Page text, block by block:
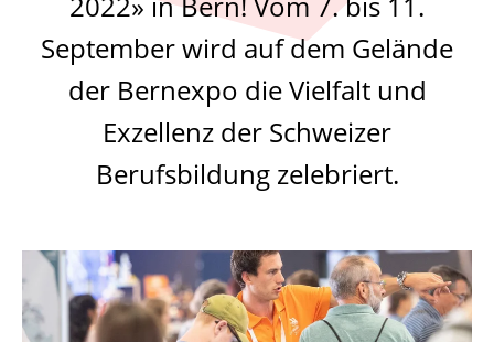
September wird auf dem Gelände
der Bernexpo die Vielfalt und
Exzellenz der Schweizer
Berufsbildung zelebriert.